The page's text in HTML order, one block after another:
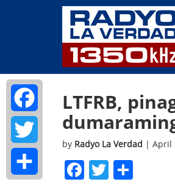
LTFRB,
by Radyo La Verdad | April
Facebook
Twitter
Facebook
Twitter